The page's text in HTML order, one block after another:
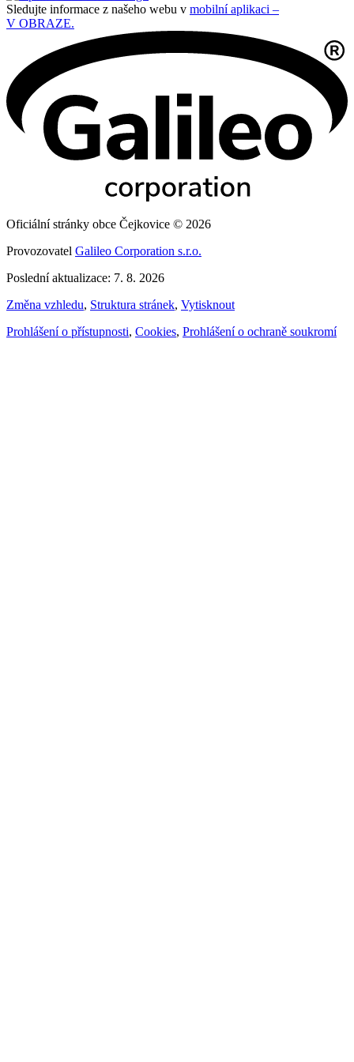
Sledujte informace z našeho webu v mobilní aplikaci –
V OBRAZE.
Oficiální stránky obce Čejkovice © 2026
Provozovatel Galileo Corporation s.r.o.
Poslední aktualizace: 7. 8. 2026
Změna vzhledu, Struktura stránek, Vytisknout
Prohlášení o přístupnosti, Cookies, Prohlášení o ochraně soukromí